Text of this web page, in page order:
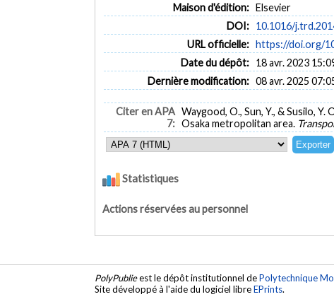
Maison d'édition: Elsevier
DOI: 10.1016/
URL officielle: https://doi.org/
Date du dépôt: 18 avr. 2023
Dernière modification: 08 avr. 2025
Citer en APA
7:
Waygood, O., Sun, Y., & Susilo,
Osaka metropolitan area.
Statistiques
Actions réservées au personnel
PolyPublieest le dépôt institutionnel dePolytechnique
Site développé à l'aide du logiciel libreEPrints.